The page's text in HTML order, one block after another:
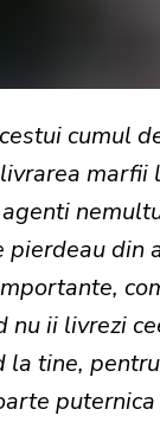
cumul
marfii
pierdeau din
nu ii livrezi
la tine,